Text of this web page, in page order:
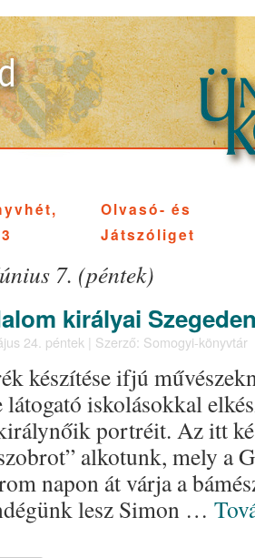
Olvasó- és
Játszóliget
7. (péntek)
királyai
24. péntek | Szerző: Somogyi-könyvtár
készítése ifjú
látogató iskolásokkal
portréit. Az itt
alkotunk, mely a
napon át várja a
lesz Simon …